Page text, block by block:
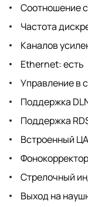
Соотношение
Частота
Каналов
Ethernet: есть
Управление в
Поддержка
Поддержка
Встроенный
Стрелочный
Выход на